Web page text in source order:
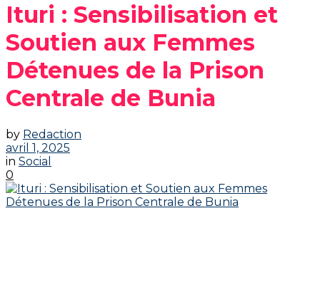
Ituri : Sensibilisation et
Soutien aux Femmes
Détenues de la Prison
Centrale de Bunia
by Redaction
avril 1, 2025
in Social
0